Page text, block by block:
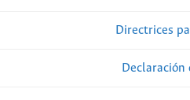
Directrices